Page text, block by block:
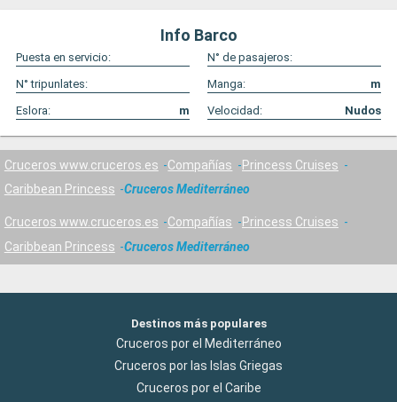
Info Barco
Puesta en servicio:
N° de pasajeros:
N° tripunlates:
Manga:
m
Eslora:
m Velocidad: Nudos
Cruceros www.cruceros.es Compañías
Princess Cruises
Caribbean Princess
Cruceros Mediterráneo
Cruceros www.cruceros.es Compañías
Princess Cruises
Caribbean Princess
Cruceros Mediterráneo
Destinos más populares
Cruceros por el Mediterráneo
Cruceros por las Islas Griegas
Cruceros por el Caribe